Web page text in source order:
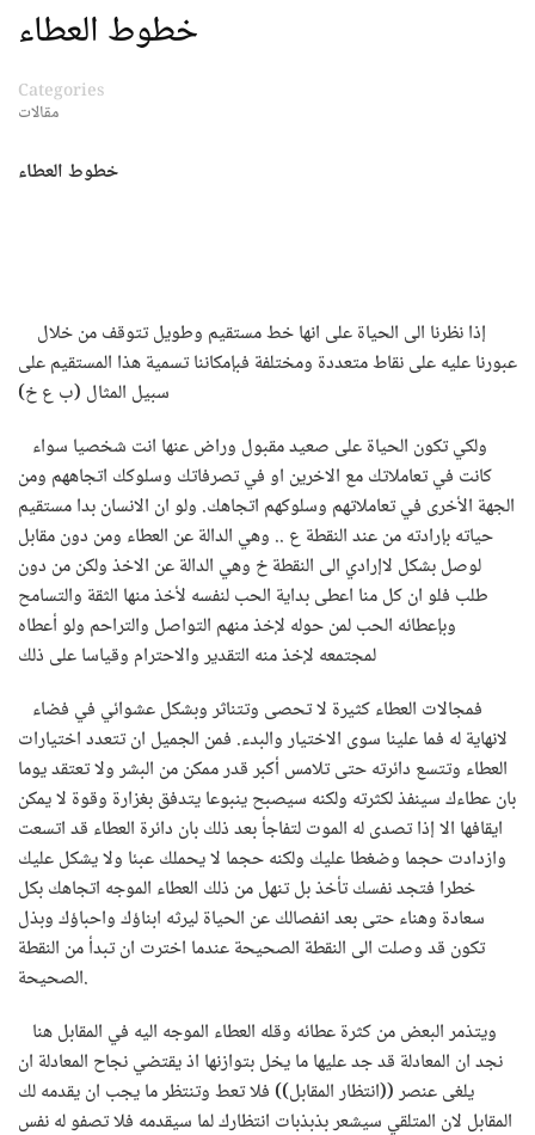
خطوط العطاء
Categories
مقالات
خطوط العطاء
عبورنا عليه على نقاط متعددة ومختلفة فبإمكاننا تسمية هذا المستقيم على
سبيل المثال (ب ع خ)
كانت في تعاملاتك مع الاخرين او في تصرفاتك وسلوكك اتجاههم ومن
الجهة الأخرى في تعاملاتهم وسلوكهم اتجاهك. ولو ان الانسان بدا مستقيم
حياته بإرادته من عند النقطة ع .. وهي الدالة عن العطاء ومن دون مقابل
لوصل بشكل لاإرادي الى النقطة خ وهي الدالة عن الاخذ ولكن من دون
طلب فلو ان كل منا اعطى بداية الحب لنفسه لأخذ منها الثقة والتسامح
وبإعطائه الحب لمن حوله لإخذ منهم التواصل والتراحم ولو أعطاه
لمجتمعه لإخذ منه التقدير والاحترام وقياسا على ذلك
لانهاية له فما علينا سوى الاختيار والبدء. فمن الجميل ان تتعدد اختيارات
العطاء وتتسع دائرته حتى تلامس أكبر قدر ممكن من البشر ولا تعتقد يوما
بان عطاءك سينفذ لكثرته ولكنه سيصبح ينبوعا يتدفق بغزارة وقوة لا يمكن
ايقافها الا إذا تصدى له الموت لتفاجأ بعد ذلك بان دائرة العطاء قد اتسعت
وازدادت حجما وضغطا عليك ولكنه حجما لا يحملك عبئا ولا يشكل عليك
خطرا فتجد نفسك تأخذ بل تنهل من ذلك العطاء الموجه اتجاهك بكل
سعادة وهناء حتى بعد انفصالك عن الحياة ليرثه ابناؤك واحباؤك وبذل
تكون قد وصلت الى النقطة الصحيحة عندما اخترت ان تبدأ من النقطة
الصحيحة.
نجد ان المعادلة قد جد عليها ما يخل بتوازنها اذ يقتضي نجاح المعادلة ان
يلغى عنصر ((انتظار المقابل)) فلا تعط وتنتظر ما يجب ان يقدمه لك
المقابل لان المتلقي سيشعر بذبذبات انتظارك لما سيقدمه فلا تصفو له نفس